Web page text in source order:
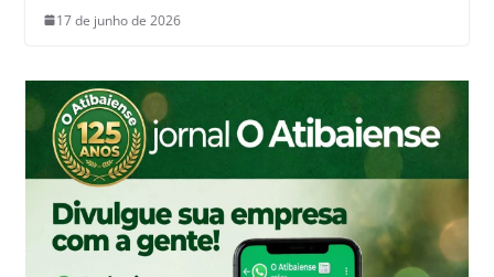
17 de junho de 2026